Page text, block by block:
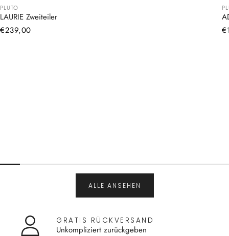
PLUTO
LAURIE Zweiteiler
Normaler
€239,00
ALLE ANSEHEN
GRATIS RÜCKVERSAND
Unkompliziert zurückgeben